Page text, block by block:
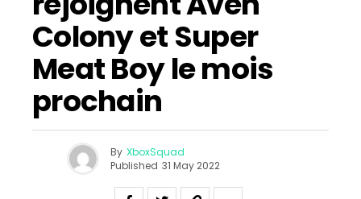
Colony et Super
Meat Boy le mois
prochain
By XboxSquad
Published 31 May 2022